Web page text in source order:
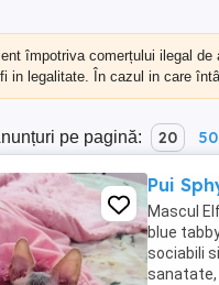
împotriva comerțului ilegal
in legalitate. În cazul in care
pe pagină: 20 50
Pui
Mascul
blue
sociabili
sanatate,